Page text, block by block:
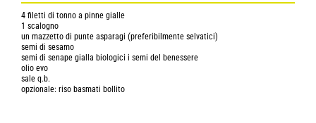
4 filetti di tonno a pinne gialle
1 scalogno
un mazzetto di punte asparagi (preferibilmente selvatici)
semi di sesamo
semi di senape gialla biologici i semi del benessere
olio evo
sale q.b.
opzionale: riso basmati bollito